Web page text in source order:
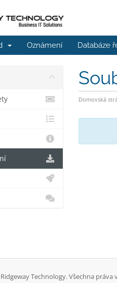
Oznámení Databáze
Domovská
Technology. Všechna práva